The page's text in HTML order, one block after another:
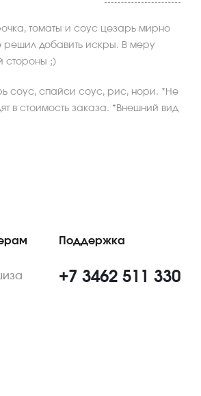
томаты и соус цезарь мирно
решил добавить искры. В меру
стороны ;)
соус, спайси соус, рис, нори. *Не
в стоимость заказа. *Внешний вид
Поддержка
+7 3462 511 330